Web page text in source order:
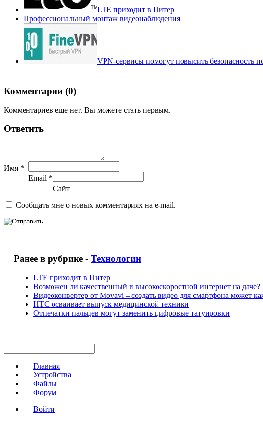
LTE приходит в Питер
Профессиональный монтаж видеонаблюдения
VPN-сервисы помогут повысить безопасность
Комментарии (0)
Комментариев еще нет. Вы можете стать первым.
Ответить
Имя *
Email *
Сайт
Сообщать мне о новых комментариях на e-mail.
Ранее в рубрике - Технологии
LTE приходит в Питер
Возможен ли качественный и высокоскоростной интернет на даче?
Видеоконвертер от Movavi – создать видео для смартфона может
HTC осваивает выпуск медицинской техники
Отпечатки пальцев могут заменить цифровые татуировки
Главная
Устройства
Файлы
Форум
Войти